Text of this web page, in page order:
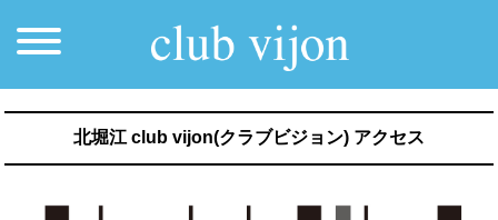
北堀江 club vijon(クラブビジョン) アクセス